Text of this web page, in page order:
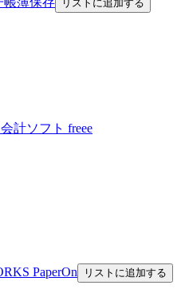
リストに追加する
計ソフト freee
PaperOn リストに追加する